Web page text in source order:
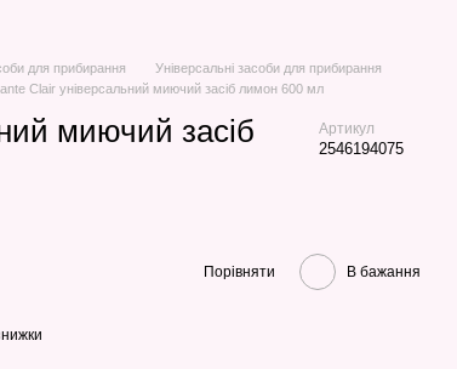
для прибирання
Універсальні засоби для прибирання
Сlair універсальний миючий засіб лимон 600 мл
миючий засіб
Артикул
2546194075
Порівняти В бажання